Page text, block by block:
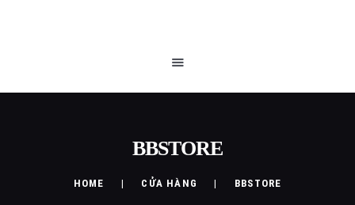
BBSTORE
HOME CỬA HÀNG BBSTORE
CHÍNH SÁCH